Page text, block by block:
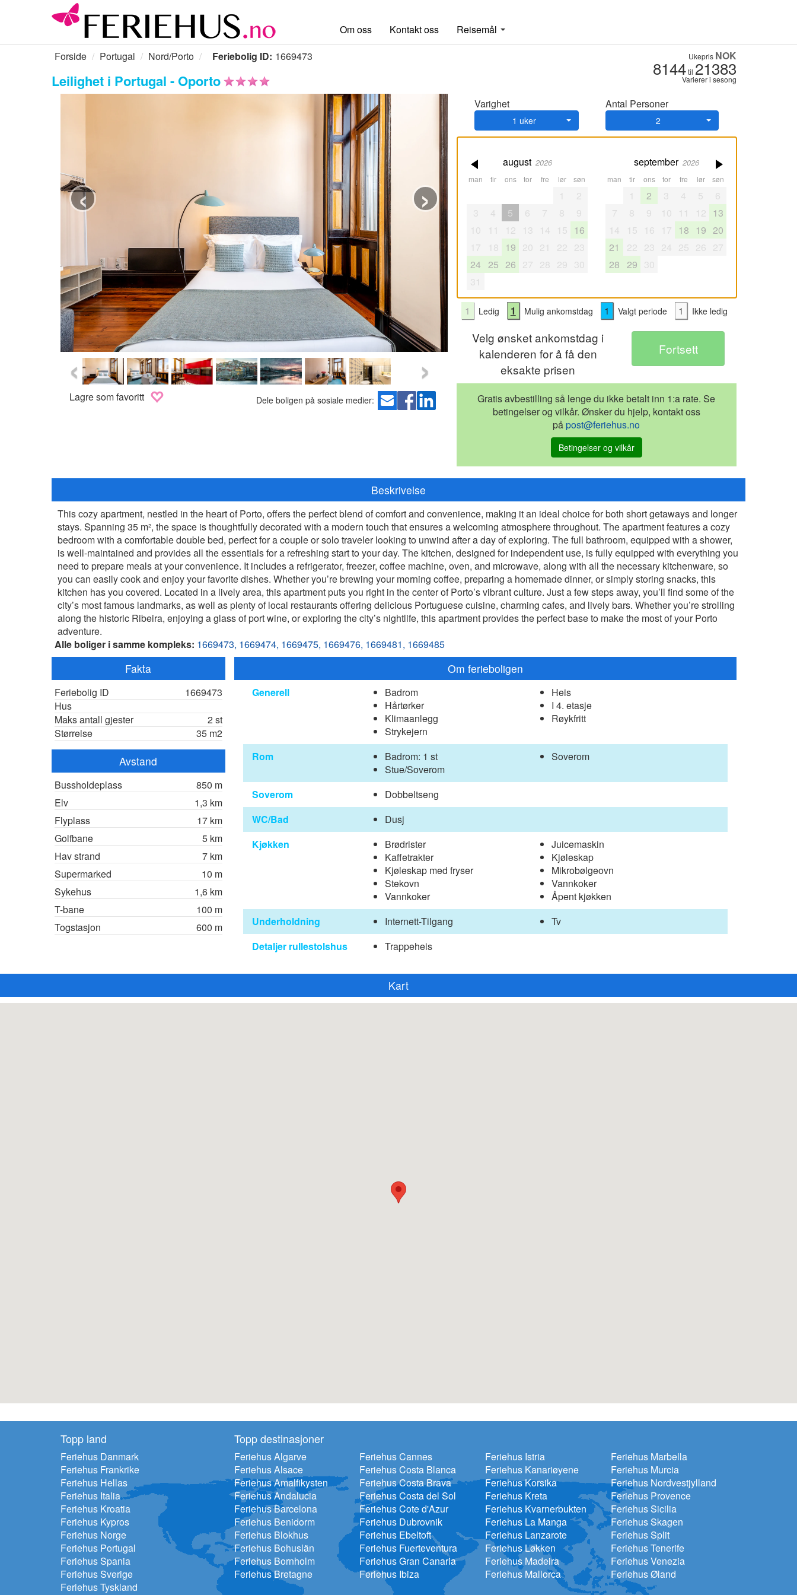
Om oss Kontakt oss
Reisemål
Forside
Portugal Nord/Porto Feriebolig ID: 1669473
Leilighet i Portugal - Oporto
Ukepris NOK
8144til 21383
Varierer i sesong
‹ ›
‹ ›
Lagre som favoritt Dele boligen på sosiale medier:
Varighet
1 uker
Antal Personer
2
august 2026
man tir ons tor fre lør søn
1
2
3
4 5 6 7 8
9
10
11 12 13 14 15 16
17
18 19 20 21 22 23
24 25 26 27 28 29 30
31
september 2026
man tir ons tor fre lør søn
1 2 3 4 5
6
7
8 9 10 11 12 13
14
15 16 17 18 19 20
21
22 23 24 25 26 27
28 29 30
1 Ledig 1 Mulig ankomstdag 1 Valgt periode 1 Ikke ledig
Velg ønsket ankomstdag i
kalenderen for å få den
eksakte prisen
Gratis avbestilling så lenge du ikke betalt inn 1:a rate. Se
betingelser og vilkår. Ønsker du hjelp, kontakt oss
på post@feriehus.no
Betingelser og vilkår
Beskrivelse
This cozy apartment, nestled in the heart of Porto, offers the perfect blend of comfort and convenience, making it an ideal choice for both short getaways and longer
stays. Spanning 35 m², the space is thoughtfully decorated with a modern touch that ensures a welcoming atmosphere throughout. The apartment features a cozy
bedroom with a comfortable double bed, perfect for a couple or solo traveler looking to unwind after a day of exploring. The full bathroom, equipped with a shower,
is well-maintained and provides all the essentials for a refreshing start to your day. The kitchen, designed for independent use, is fully equipped with everything you
need to prepare meals at your convenience. It includes a refrigerator, freezer, coffee machine, oven, and microwave, along with all the necessary kitchenware, so
you can easily cook and enjoy your favorite dishes. Whether you’re brewing your morning coffee, preparing a homemade dinner, or simply storing snacks, this
kitchen has you covered. Located in a lively area, this apartment puts you right in the center of Porto’s vibrant culture. Just a few steps away, you’ll find some of the
city’s most famous landmarks, as well as plenty of local restaurants offering delicious Portuguese cuisine, charming cafes, and lively bars. Whether you’re strolling
along the historic Ribeira, enjoying a glass of port wine, or exploring the city’s nightlife, this apartment provides the perfect base to make the most of your Porto
adventure.
Alle boliger i samme kompleks: 1669473, 1669474, 1669475, 1669476, 1669481, 1669485
Fakta
Feriebolig ID
1669473
Hus
Maks antall gjester
2 st
Størrelse
35 m2
Avstand
Bussholdeplass
850 m
Elv
1,3 km
Flyplass
17 km
Golfbane
5 km
Hav strand
7 km
Supermarked
10 m
Sykehus
1,6 km
T-bane
100 m
Togstasjon
600 m
Om ferieboligen
Generell Badrom
Heis
Hårtørker
I 4. etasje
Klimaanlegg
Røykfritt
Strykejern
Rom
Badrom: 1 st
Soverom
Stue/Soverom
Soverom
Dobbeltseng
WC/Bad
Dusj
Kjøkken
Brødrister
Juicemaskin
Kaffetrakter
Kjøleskap
Kjøleskap med fryser
Mikrobølgeovn
Stekovn
Vannkoker
Vannkoker
Åpent kjøkken
Underholdning
Internett-Tilgang
Tv
Detaljer rullestolshus
Trappeheis
Kart
Topp land
Feriehus Danmark
Feriehus Frankrike
Feriehus Hellas
Feriehus Italia
Feriehus Kroatia
Feriehus Kypros
Feriehus Norge
Feriehus Portugal
Feriehus Spania
Feriehus Sverige
Feriehus Tyskland
Topp destinasjoner
Feriehus Algarve
Feriehus Alsace
Feriehus Amalfikysten
Feriehus Andalucia
Feriehus Barcelona
Feriehus Benidorm
Feriehus Blokhus
Feriehus Bohuslän
Feriehus Bornholm
Feriehus Bretagne
Feriehus Cannes
Feriehus Costa Blanca
Feriehus Costa Brava
Feriehus Costa del Sol
Feriehus Cote d'Azur
Feriehus Dubrovnik
Feriehus Ebeltoft
Feriehus Fuerteventura
Feriehus Gran Canaria
Feriehus Ibiza
Feriehus Istria
Feriehus Kanariøyene
Feriehus Korsika
Feriehus Kreta
Feriehus Kvarnerbukten
Feriehus La Manga
Feriehus Lanzarote
Feriehus Løkken
Feriehus Madeira
Feriehus Mallorca
Feriehus Marbella
Feriehus Murcia
Feriehus Nordvestjylland
Feriehus Provence
Feriehus Sicilia
Feriehus Skagen
Feriehus Split
Feriehus Tenerife
Feriehus Venezia
Feriehus Øland